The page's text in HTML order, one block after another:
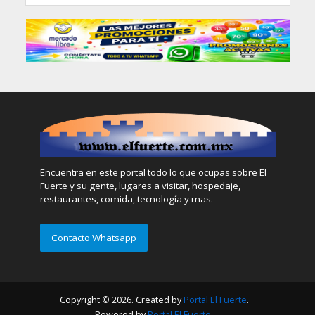
Encuentra en este portal todo lo que ocupas sobre El
Fuerte y su gente, lugares a visitar, hospedaje,
restaurantes, comida, tecnología y mas.
Contacto Whatsapp
Copyright © 2026. Created byPortal El Fuerte.